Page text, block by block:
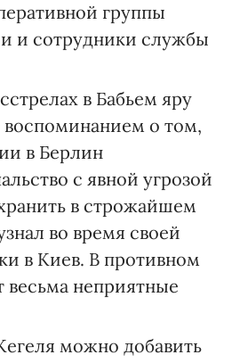
группы
и сотрудники службы
в Бабьем яру
воспоминанием о том,
в Берлин
с явной угрозой
в строжайшем
во время своей
в Киев. В противном
весьма неприятные
можно добавить